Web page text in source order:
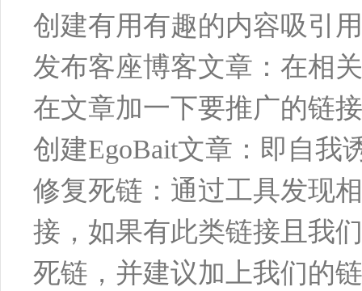
创建有用有趣的内容吸引
发布客座博客文章：在相
在文章加一下要推广的链
创建EgoBait文章：即自我
修复死链：通过工具发现
接，如果有此类链接且我
死链，并建议加上我们的